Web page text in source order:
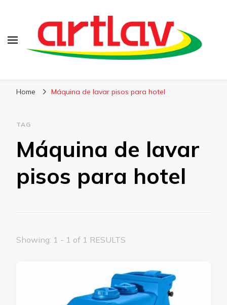
Home Máquina de lavar pisos para hotel
TAG
Máquina de lavar
pisos para hotel
Showing: 1 - 1 of 1 RESULTS